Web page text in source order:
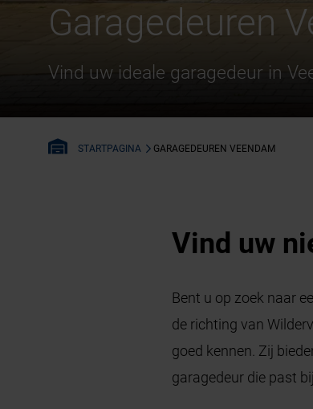
Garagedeuren
Vind uw ideale garagedeur in
STARTPAGINA GARAGEDEUREN VEENDAM
Vind uw
Bent u op zoek naar
de richting van
goed kennen. Zij
garagedeur die past